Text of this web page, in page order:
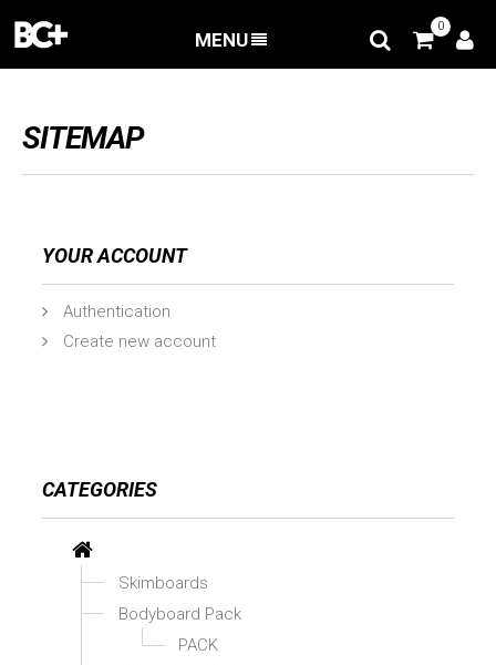
MENU
0
SITEMAP
YOUR ACCOUNT
Authentication
Create new account
CATEGORIES
Skimboards
Bodyboard Pack
PACK